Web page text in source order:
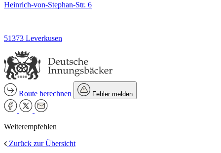
Heinrich-von-Stephan-Str. 6
51373 Leverkusen
Route berechnen Fehler melden
Weiterempfehlen
Zurück zur Übersicht